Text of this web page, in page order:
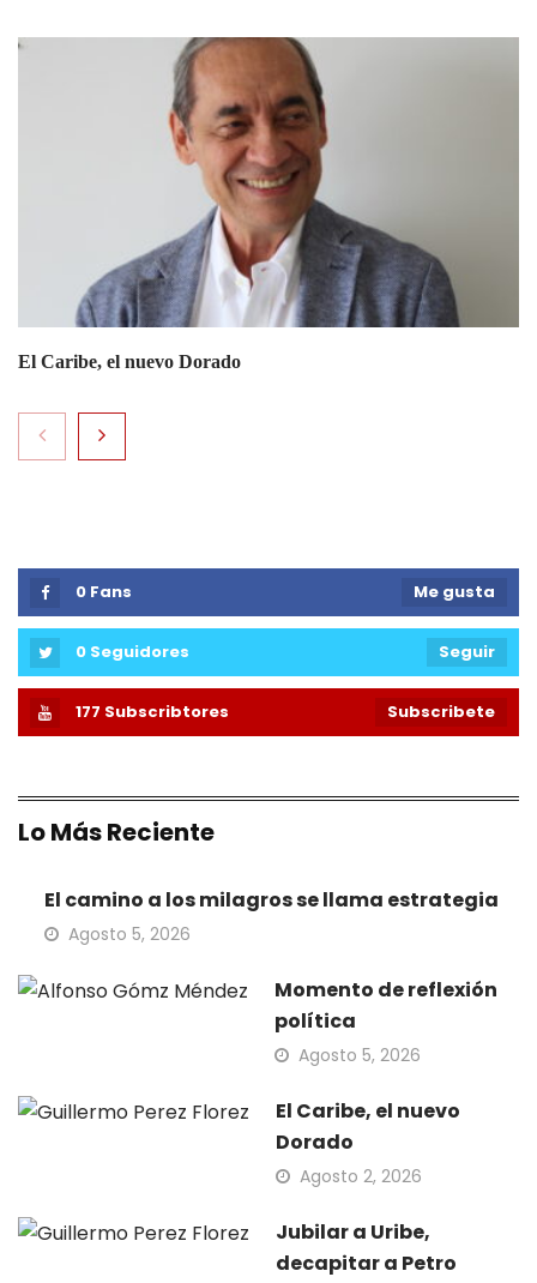
El Caribe, el nuevo Dorado
0 Fans Me gusta
0 Seguidores Seguir
177 Subscribtores Subscribete
Lo Más Reciente
El camino a los milagros se llama estrategia
Agosto 5, 2026
Momento de reflexión
política
Agosto 5, 2026
El Caribe, el nuevo
Dorado
Agosto 2, 2026
Jubilar a Uribe,
decapitar a Petro